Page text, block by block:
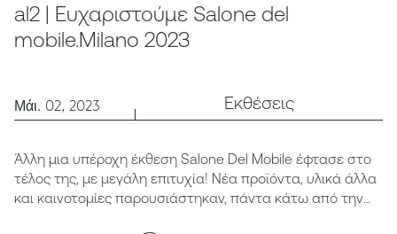
al2 | Ευχαριστούμε Salone del
mobile.Milano 2023
Μάι. 02, 2023 Εκθέσεις
Άλλη μια υπέροχη έκθεση Salone Del Mobile έφτασε στο
τέλος της, με μεγάλη επιτυχία! Νέα προϊόντα, υλικά άλλα
και καινοτομίες παρουσιάστηκαν, πάντα κάτω από την